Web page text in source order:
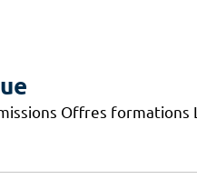
Offres